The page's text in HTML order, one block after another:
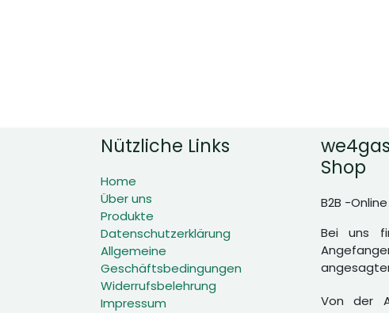
Nützliche Links
Home
Über uns
Produkte
Datenschutzerklärung
Allgemeine
Geschäftsbedingungen
Widerrufsbelehrung
Impressum
Shop
B2B -
Bei uns
Von der